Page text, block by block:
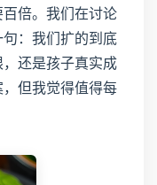
倍。我们在讨论
：我们扩的到底
还是孩子真实成
但我觉得值得每